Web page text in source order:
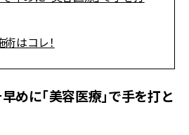
はコレ！
めに「美容医療」で手を打と